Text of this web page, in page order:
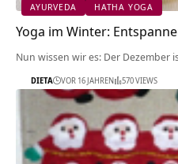
AYURVEDA HATHA YOGA
Yoga im Winter:
Nun wissen wir es: Der Dezember
DIETA VOR 16 JAHREN 570 VIEWS